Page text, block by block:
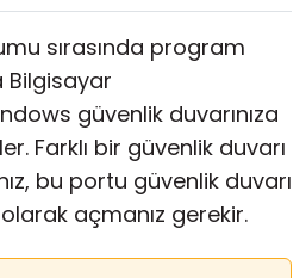
sırasında program
güvenlik duvarınıza
Farklı bir güvenlik duvarı
bu portu güvenlik duvarı
açmanız gerekir.